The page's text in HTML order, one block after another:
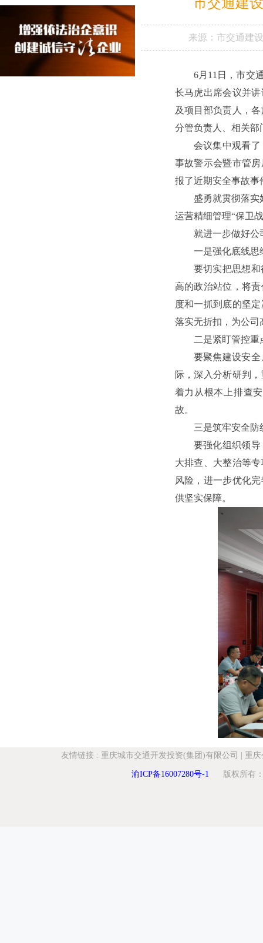
来源： 市交通建
6月11日，市交
长马虎出席会议并
及项目部负责人，
分管负责人、相关部
会议集中观看
事故警示会暨市管
报了近期安全事故事
盛勇就贯彻落实
运营精细管理“保卫
就进一步做好公
一是强化底线思
要切实把思想
高的政治站位，将
度和一抓到底的坚
落实无折扣，为公司
二是紧盯管控
要聚焦建设安
际，深入分析研判
着力从根本上排查
故。
三是筑牢安全防
要强化组织领
大排查、大整治等
风险，进一步优化
供坚实保障。
友情链接 : 重庆城市交通开发投资(集团)有限公司 重庆
渝ICP备16007280号-1 版权所有：